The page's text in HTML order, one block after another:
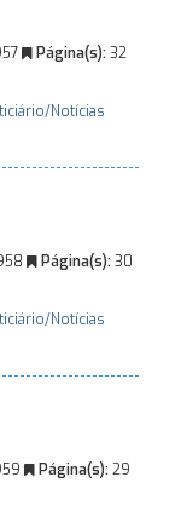
Página(s):32
Notícias
Página(s):30
Notícias
Página(s):29